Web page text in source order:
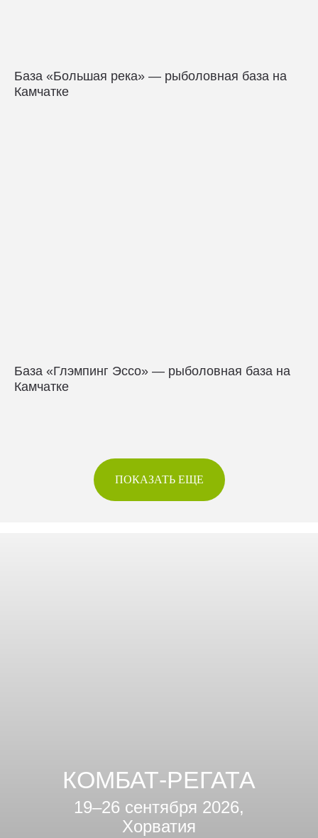
База «Большая река» — рыболовная база на
Камчатке
База «Глэмпинг Эссо» — рыболовная база на
Камчатке
ПОКАЗАТЬ ЕЩЕ
КОМБАТ-РЕГАТА
19–26 сентября 2026,
Хорватия